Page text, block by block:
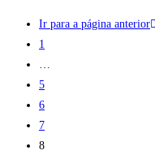
Ir para a página anterior
1
…
5
6
7
8